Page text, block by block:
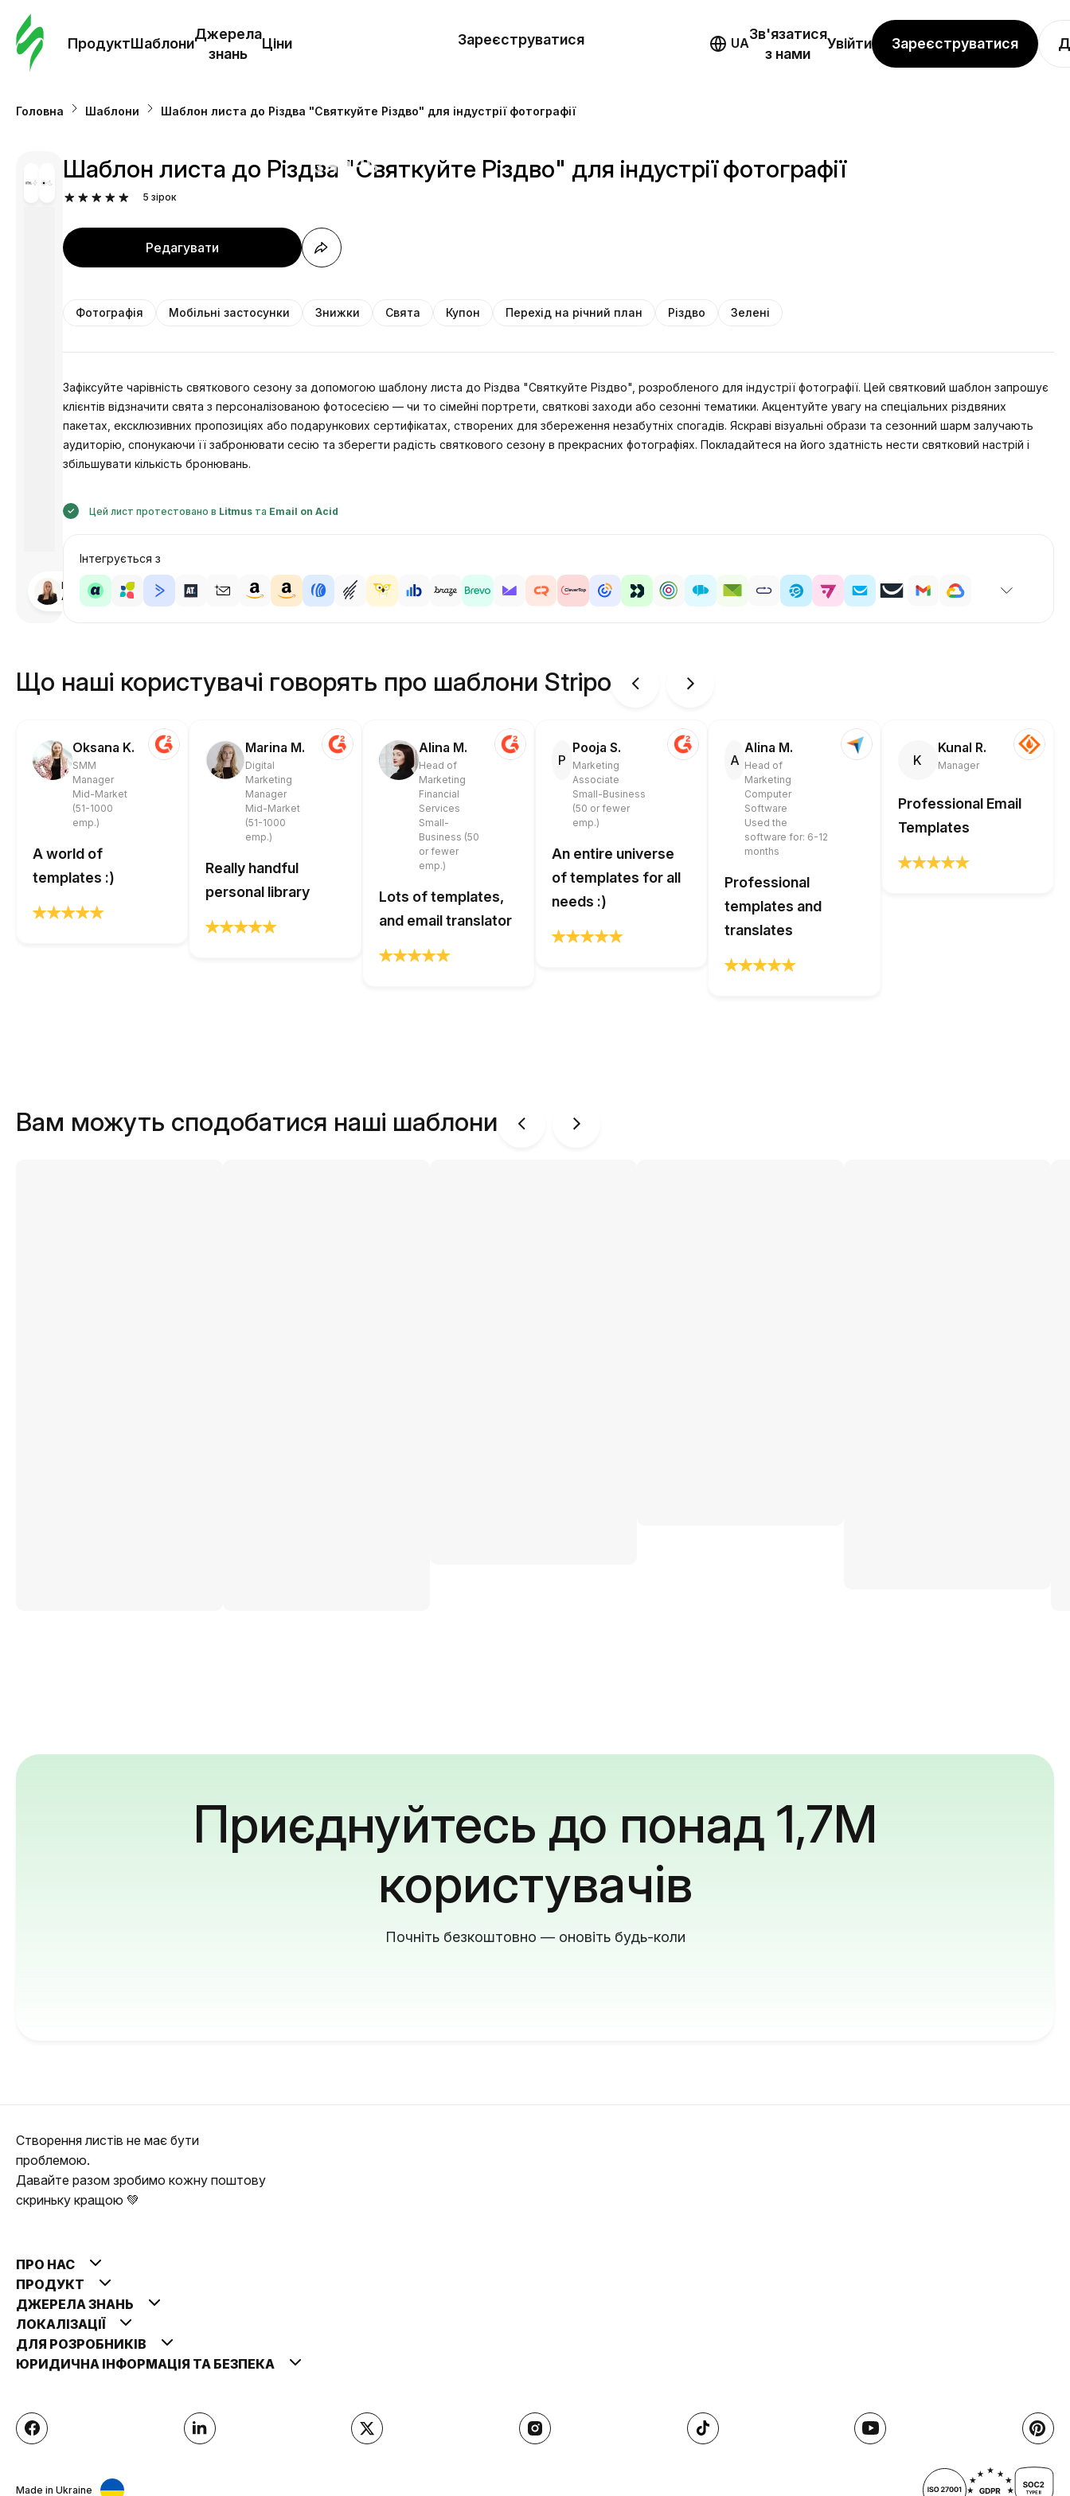
ПродуктШаблони
Джерела
знань
Ціни
знань
Зареєструватися UA
Зв'язатися
з нами
Увійти Зареєструватися
Головна Шаблони Шаблон листа до Різдва "Святкуйте Різдво" для індустрії фотографії
Розроблено
Анастасія
Шаблон листа до Різдва "Святкуйте Різдво" для індустрії фотографії
5 зірок
Редагувати
Фотографія Мобільні застосунки Знижки Свята Купон Перехід на річний план Різдво Зелені
Зафіксуйте чарівність святкового сезону за допомогою шаблону листа до Різдва "Святкуйте Різдво", розробленого для індустрії фотографії. Цей святковий шаблон запрошує
клієнтів відзначити свята з персоналізованою фотосесією — чи то сімейні портрети, святкові заходи або сезонні тематики. Акцентуйте увагу на спеціальних різдвяних
пакетах, ексклюзивних пропозиціях або подарункових сертифікатах, створених для збереження незабутніх спогадів. Яскраві візуальні образи та сезонний шарм залучають
аудиторію, спонукаючи її забронювати сесію та зберегти радість святкового сезону в прекрасних фотографіях. Покладайтеся на його здатність нести святковий настрій і
збільшувати кількість бронювань.
Цей лист протестовано в Litmusта Email on Acid
Інтегрується з
Що наші користувачі говорять про шаблони Stripo
Oksana K.
SMM
Manager
Mid-Market
(51-1000
emp.)
A world of
templates :)
Marina M.
Digital
Marketing
Manager
Mid-Market
(51-1000
emp.)
Really handful
personal library
Alina M.
Head of
Marketing
Financial
Services
Small-
Business (50
or fewer
emp.)
Lots of templates,
and email translator
P
Pooja S.
Marketing
Associate
Small-Business
(50 or fewer
emp.)
An entire universe
of templates for all
needs :)
A
Alina M.
Head of
Marketing
Computer
Software
Used the
software for: 6-12
months
Professional
templates and
translates
K
Kunal R.
Manager
Professional Email
Templates
Вам можуть сподобатися наші шаблони
Приєднуйтесь до понад 1,7M
користувачів
Почніть безкоштовно — оновіть будь-коли
Створення листів не має бути
проблемою.
Давайте разом зробимо кожну поштову
скриньку кращою 💚
ПРО НАС
ПРОДУКТ
ДЖЕРЕЛА ЗНАНЬ
ЛОКАЛІЗАЦІЇ
ДЛЯ РОЗРОБНИКІВ
ЮРИДИЧНА ІНФОРМАЦІЯ ТА БЕЗПЕКА
Made in Ukraine